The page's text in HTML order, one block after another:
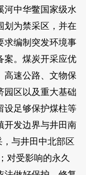
河中华鳖国家级水
划为禁采区，并在
求编制突发环境事
案。煤炭开采应优
高速公路、文物保
园区以及重大基础
设足够保护煤柱等
开发边界与井田南
与井田中北部区
对受影响的永久